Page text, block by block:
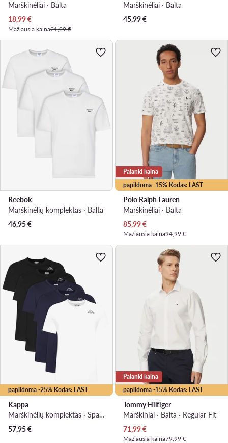
Marškinėliai · Balta
Dabartinė kaina
18,99€
Mažiausia kaina21,99 €
Marškinėliai · Balta
45,99€
Reebok
Marškinėlių komplektas · Balta
46,95€
papildoma -15% Kodas: LAST
Palanki kaina
Polo Ralph Lauren
Marškinėliai · Balta
Dabartinė kaina
85,99€
Mažiausia kaina94,99 €
papildoma -25% Kodas: LAST
Kappa
Marškinėlių komplektas · Spalvota
57,95€
papildoma -15% Kodas: LAST
Palanki kaina
Tommy Hilfiger
Marškiniai · Balta · Regular Fit
Dabartinė kaina
71,99€
Mažiausia kaina79,99 €